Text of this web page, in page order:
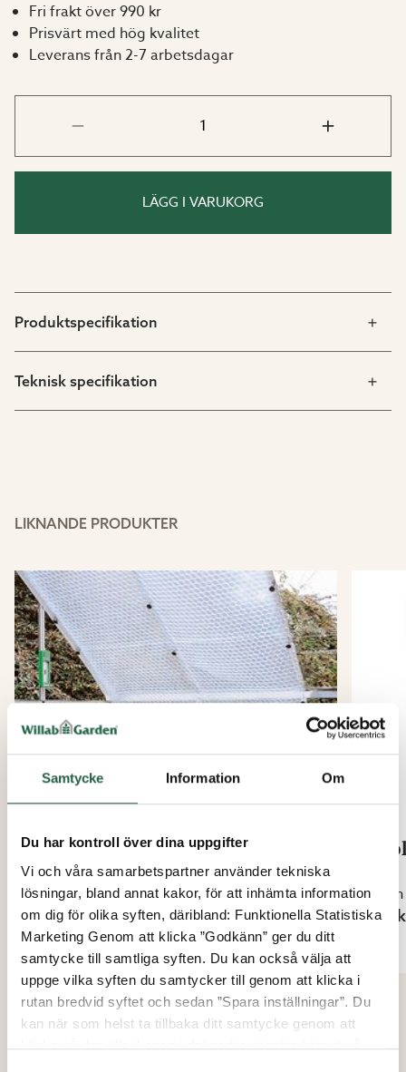
Samtycke Information Om
Du har kontroll över dina uppgifter
Vi och våra samarbetspartner använder tekniska
lösningar, bland annat kakor, för att inhämta information
om dig för olika syften, däribland: Funktionella Statistiska
Marketing Genom att klicka ”Godkänn” ger du ditt
samtycke till samtliga syften. Du kan också välja att
uppge vilka syften du samtycker till genom att klicka i
rutan bredvid syftet och sedan ”Spara inställningar”. Du
kan när som helst ta tillbaka ditt samtycke genom att
klicka på den lilla ikonen i det nedre vänstra hörnet på
Fri frakt över 990 kr
Prisvärt med hög kvalitet
Leverans från 2-7 arbetsdagar
LÄGG I VARUKORG
Produktspecifikation
Teknisk specifikation
LIKNANDE PRODUKTER
Bubbelplast / Isolerplastfolie
Från
549 kr
Från
99